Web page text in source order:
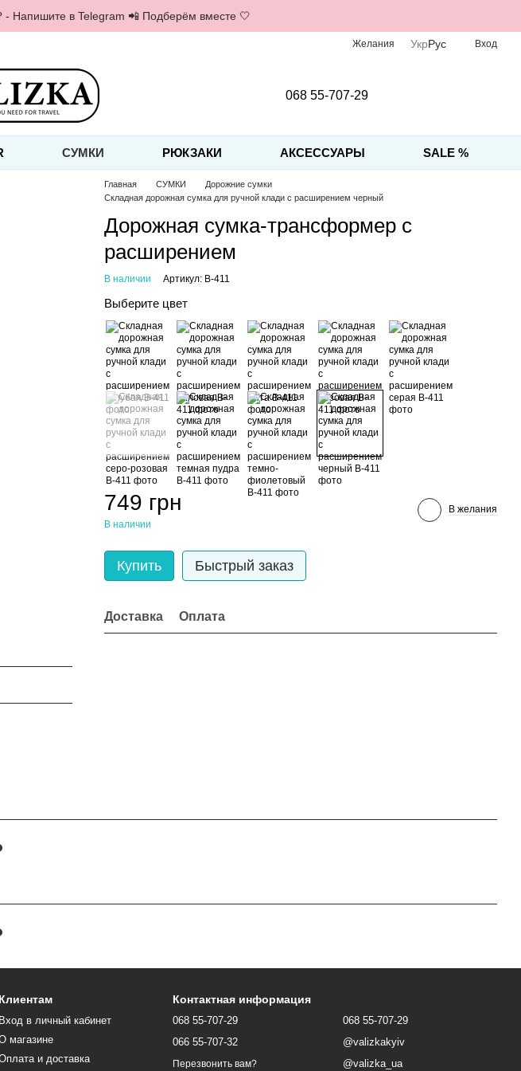
Напишите в Telegram 📲 Подберём вместе 🤍
Желания УкрРус Вход
068 55-707-29
СУМКИ РЮКЗАКИ АКСЕССУАРЫ SALE %
Главная СУМКИ
Дорожние сумки
Складная дорожная сумка для ручной клади с расширением черный
Дорожная сумка-трансформер с
расширением
В наличии Артикул: B-411
Выберите цвет
749 грн
В наличии
В желания
Купить Быстрый заказ
Доставка Оплата
Клиентам
Вход в личный кабинет
магазине
и доставка
Контактная информация
068 55-707-29
066 55-707-32
Перезвонить вам?
068 55-707-29
@valizkakyiv
@valizka_ua